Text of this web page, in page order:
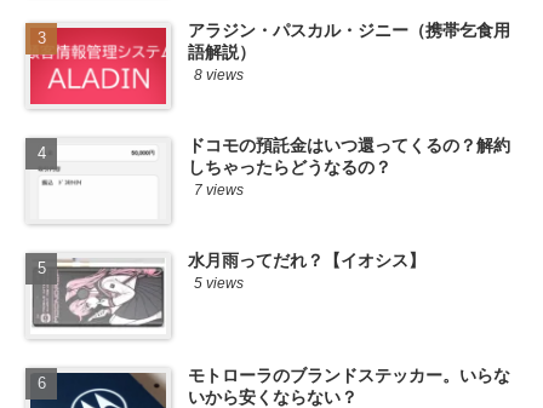
アラジン・パスカル・ジニー（携帯乞食用
語解説）
8 views
ドコモの預託金はいつ還ってくるの？解約
しちゃったらどうなるの？
7 views
水月雨ってだれ？【イオシス】
5 views
モトローラのブランドステッカー。いらな
いから安くならない？